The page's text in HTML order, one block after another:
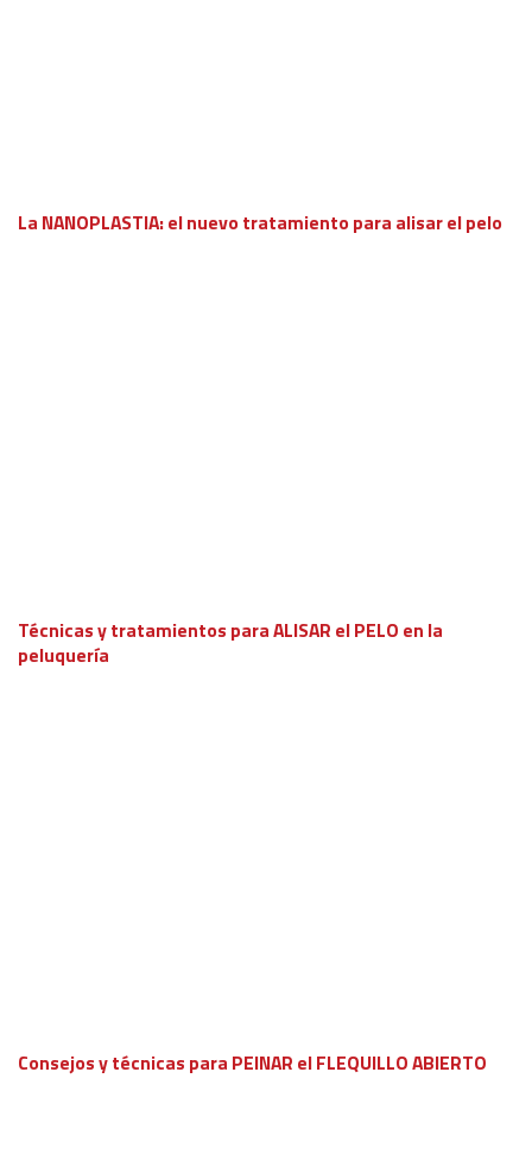
La NANOPLASTIA: el nuevo tratamiento para alisar el pelo
Técnicas y tratamientos para ALISAR el PELO en la
peluquería
Consejos y técnicas para PEINAR el FLEQUILLO ABIERTO